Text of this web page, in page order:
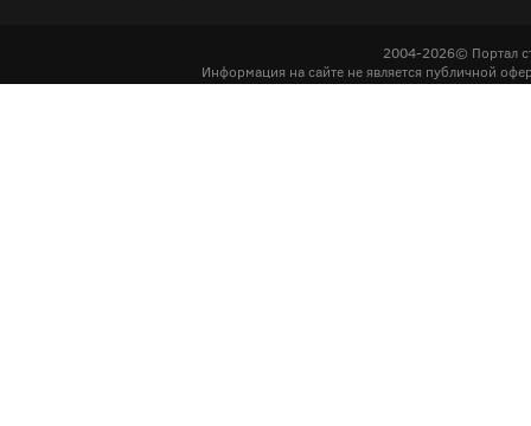
2004-2026© Портал
Информация на сайте не является публичной